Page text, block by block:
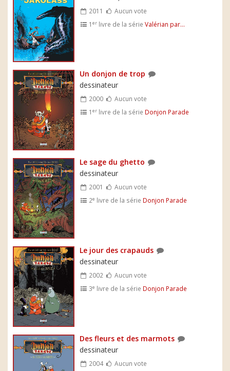
2011
Aucun vote
1er livre de la sérieValérian par...
Un donjon de trop
dessinateur
2000
Aucun vote
1er livre de la série Donjon Parade
Le sage du ghetto
dessinateur
2001
Aucun vote
2e livre de la série Donjon Parade
Le jour des crapauds
dessinateur
2002
Aucun vote
3e livre de la série Donjon Parade
Des fleurs et des marmots
dessinateur
2004
Aucun vote